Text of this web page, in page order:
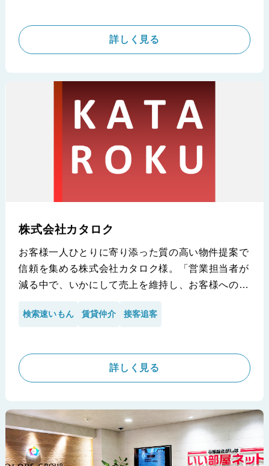
詳しく見る
株式会社カタロク
お客様一人ひとりに寄り添った質の高い物件提案で
信頼を集める株式会社カタロク様。「営業担当者が
減る中で、いかにして売上を維持し、お客様へのサ
いました。そこで導入したのが「検索速いもん」で
人手不足という逆境を乗り越え、売上維持を達成し
た具体的な活用法と、その驚くべき効果について詳
※株式会社カタロク様の導入事例です。
検索速いもん 賃貸仲介 接客追客
詳しく見る